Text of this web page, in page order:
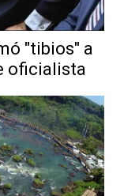
"tibios" a
oficialista